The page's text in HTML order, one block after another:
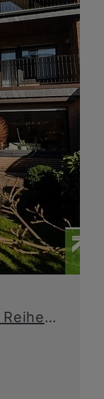
Großzügiger Zuschnitt - Reihenmittelhaus im Maushäuschen!